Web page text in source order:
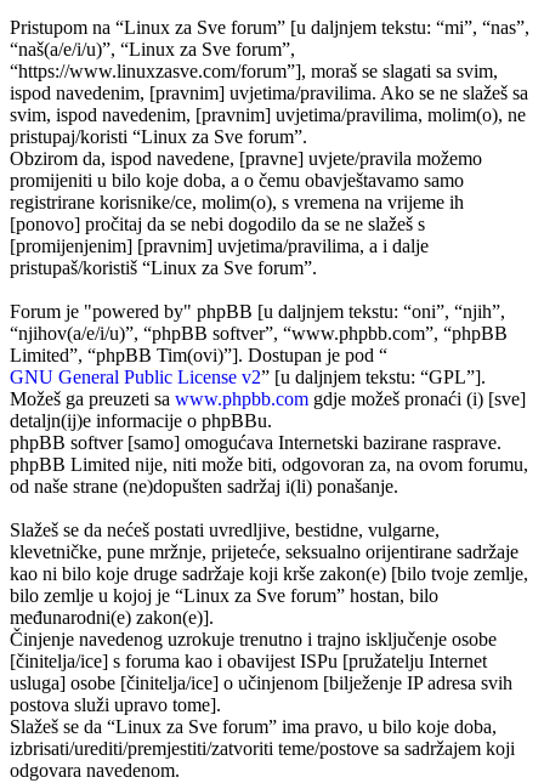
Pristupom na “Linux za Sve forum” [u daljnjem tekstu: “mi”, “nas”,
“naš(a/e/i/u)”, “Linux za Sve forum”,
“https://www.linuxzasve.com/forum”], moraš se slagati sa svim,
ispod navedenim, [pravnim] uvjetima/pravilima. Ako se ne slažeš sa
svim, ispod navedenim, [pravnim] uvjetima/pravilima, molim(o), ne
pristupaj/koristi “Linux za Sve forum”.
Obzirom da, ispod navedene, [pravne] uvjete/pravila možemo
promijeniti u bilo koje doba, a o čemu obavještavamo samo
registrirane korisnike/ce, molim(o), s vremena na vrijeme ih
[ponovo] pročitaj da se nebi dogodilo da se ne slažeš s
[promijenjenim] [pravnim] uvjetima/pravilima, a i dalje
pristupaš/koristiš “Linux za Sve forum”.
Forum je "powered by" phpBB [u daljnjem tekstu: “oni”, “njih”,
“njihov(a/e/i/u)”, “phpBB softver”, “www.phpbb.com”, “phpBB
Limited”, “phpBB Tim(ovi)”]. Dostupan je pod “
GNU General Public License v2” [u daljnjem tekstu: “GPL”].
Možeš ga preuzeti sa www.phpbb.com gdje možeš pronaći (i) [sve]
detaljn(ij)e informacije o phpBBu.
phpBB softver [samo] omogućava Internetski bazirane rasprave.
phpBB Limited nije, niti može biti, odgovoran za, na ovom forumu,
od naše strane (ne)dopušten sadržaj i(li) ponašanje.
Slažeš se da nećeš postati uvredljive, bestidne, vulgarne,
klevetničke, pune mržnje, prijeteće, seksualno orijentirane sadržaje
kao ni bilo koje druge sadržaje koji krše zakon(e) [bilo tvoje zemlje,
bilo zemlje u kojoj je “Linux za Sve forum” hostan, bilo
međunarodni(e) zakon(e)].
Činjenje navedenog uzrokuje trenutno i trajno isključenje osobe
[činitelja/ice] s foruma kao i obavijest ISPu [pružatelju Internet
usluga] osobe [činitelja/ice] o učinjenom [bilježenje IP adresa svih
postova služi upravo tome].
Slažeš se da “Linux za Sve forum” ima pravo, u bilo koje doba,
izbrisati/urediti/premjestiti/zatvoriti teme/postove sa sadržajem koji
odgovara navedenom.